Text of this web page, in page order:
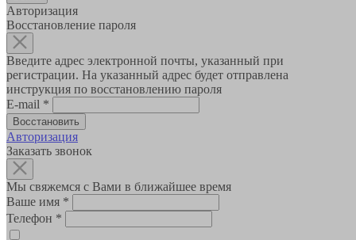
Авторизация
Восстановление пароля
Введите адрес электронной почты, указанный при
регистрации. На указанный адрес будет отправлена
инструкция по восстановлению пароля
E-mail *
Авторизация
Заказать звонок
Мы свяжемся с Вами в ближайшее время
Ваше имя *
Телефон *